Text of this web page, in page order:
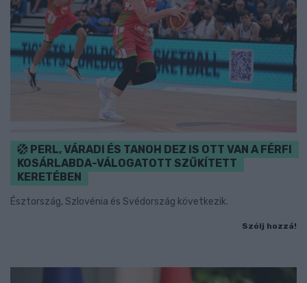
PERL, VÁRADI ÉS TANOH DEZ IS OTT VAN A FÉRFI
KOSÁRLABDA-VÁLOGATOTT SZŰKÍTETT
KERETÉBEN
Észtország, Szlovénia és Svédország következik.
Szólj hozzá!